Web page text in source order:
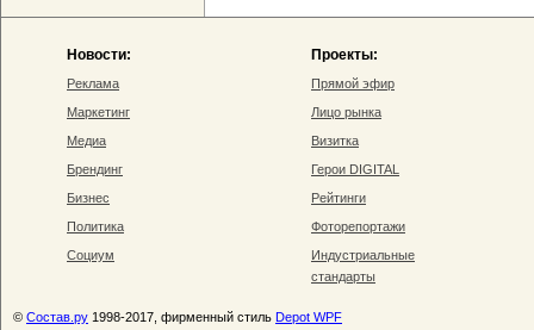
Новости:
Реклама
Маркетинг
Медиа
Брендинг
Бизнес
Политика
Социум
Проекты:
Прямой эфир
Лицо рынка
Визитка
Герои DIGITAL
Рейтинги
Фоторепортажи
Индустриальные
стандарты
© Состав.ру 1998-2017, фирменный стиль Depot WPF